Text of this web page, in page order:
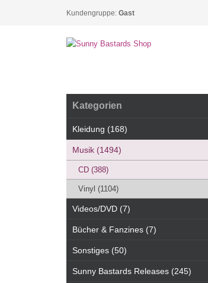
Kundengruppe: Gast
Kategorien
Kleidung (168)
Musik (1494)
CD (388)
Vinyl (1104)
Videos/DVD (7)
Bücher & Fanzines (7)
Sonstiges (50)
Sunny Bastards Releases (245)